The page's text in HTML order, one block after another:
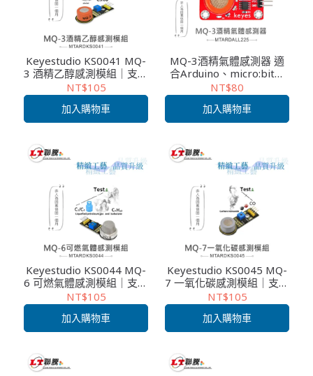
Keyestudio KS0041 MQ-
3 酒精乙醇感測模組｜支援
Arduino/micro:bit/Raspb
erry Pi｜氣體偵測教學模
組｜課綱/生活科技
NT$105
加入購物車
MQ-3酒精氣體感測器 適
合Arduino、micro:bit、
樹莓派 等開發學習互動學
習模組 環保材質
NT$80
加入購物車
Keyestudio KS0044 MQ-
6 可燃氣體感測模組｜支援
Arduino/micro:bit/Raspb
erry Pi｜液化石油氣/丙
烷/丁烷偵測｜課綱教學/生
活科技
NT$105
加入購物車
Keyestudio KS0045 MQ-
7 一氧化碳感測模組｜支援
Arduino/micro:bit/Raspb
erry Pi｜CO氣體偵測｜課
綱教學/生活科技
NT$105
加入購物車